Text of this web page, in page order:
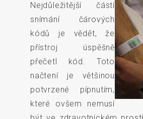
Nejdůležitější částí
snímání čárových
kódů je vědět, že
přístroj úspěšně
přečetl kód. Toto
načtení je většinou
potvrzené pípnutím,
které ovšem nemusí